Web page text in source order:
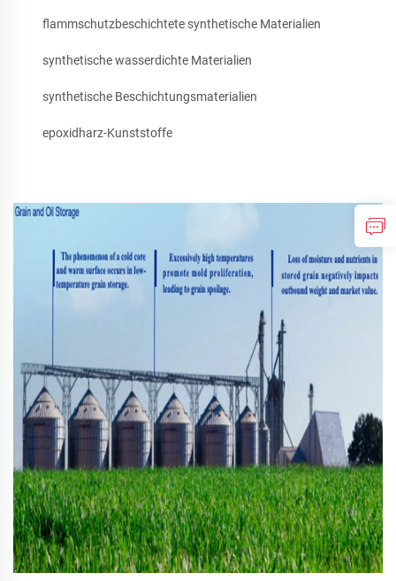
flammschutzbeschichtete synthetische Materialien
synthetische wasserdichte Materialien
synthetische Beschichtungsmaterialien
epoxidharz-Kunststoffe